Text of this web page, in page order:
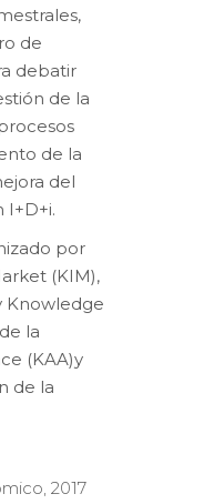
de
debatir
de la
de la
del
I+D+i.
por
(KIM),
Knowledge
la
(KAA)y
de la
2017